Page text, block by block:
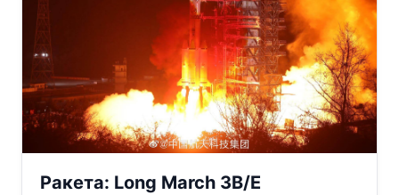
Ракета: Long March 3B/E